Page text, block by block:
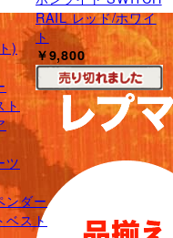
)
ト
ツ
ンダー
ベスト
RAIL レッド/ホワイ
ト
￥9,800